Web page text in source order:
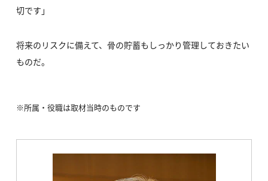
切です」
将来のリスクに備えて、骨の貯蓄もしっかり管理しておきたい
ものだ。
※所属・役職は取材当時のものです